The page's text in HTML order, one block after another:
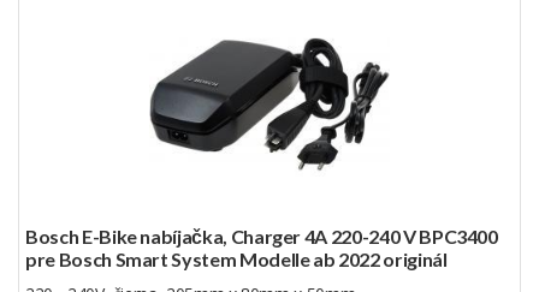
Bosch E-Bike nabíjačka, Charger 4A 220-240 V BPC3400
pre Bosch Smart System Modelle ab 2022 originál